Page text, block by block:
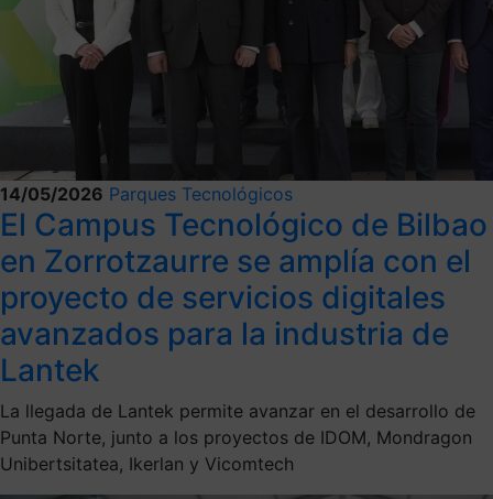
14/05/2026 Parques Tecnológicos
El Campus Tecnológico de Bilbao
en Zorrotzaurre se amplía con el
proyecto de servicios digitales
avanzados para la industria de
Lantek
La llegada de Lantek permite avanzar en el desarrollo de
Punta Norte, junto a los proyectos de IDOM, Mondragon
Unibertsitatea, Ikerlan y Vicomtech